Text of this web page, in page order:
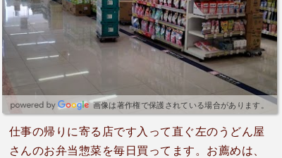
画像は著作権で保護されている場合があります。
仕事の帰りに寄る店です入って直ぐ左のうどん屋
さんのお弁当惣菜を毎日買ってます。お薦めは、